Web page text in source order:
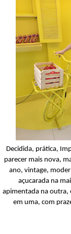
Decidida, prática,
parecer mais nova,
ano, vintage,
açucarada na
apimentada na outra,
em uma, com